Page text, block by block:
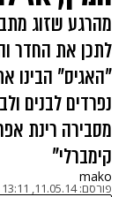
מהרגע שזוג
לתכן את החדר
"האגיס" הבינו
נפרדים לבנים
מסבירה רינת
קימברלי"
mako
פורסם:11.05.14, 13:11